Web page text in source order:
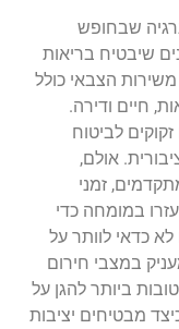
שבחופש
שיבטיח בריאות
הצבאי כולל
חיים ודירה.
לביטוח
אולם,
זמני
במומחה כדי
לא כדאי לוותר על
במצבי חירום
ביותר להגן על
מבטיחים יציבות